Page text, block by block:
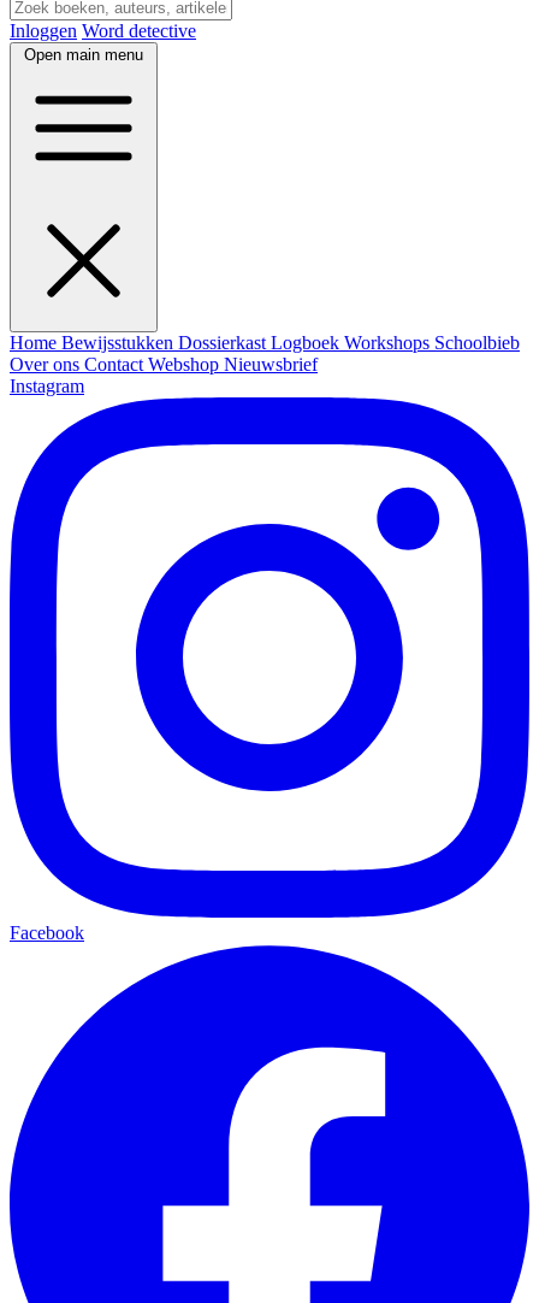
Inloggen Word detective
Open main menu
Home Bewijsstukken Dossierkast Logboek Workshops Schoolbieb
Over ons Contact Webshop Nieuwsbrief
Instagram
Facebook